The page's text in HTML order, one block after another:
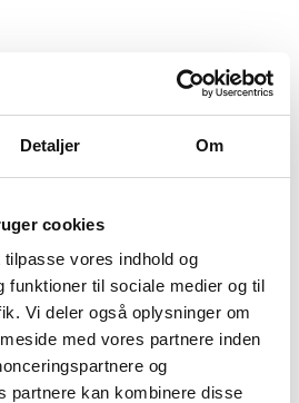
Detaljer Om
cookies
vores indhold og
funktioner til sociale medier og til
Vi deler også oplysninger om
med vores partnere inden
og
partnere kan kombinere disse